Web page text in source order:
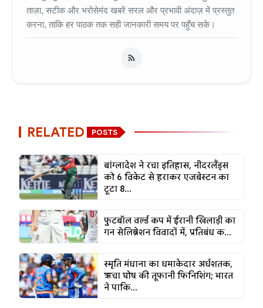
ताज़ा, सटीक और भरोसेमंद खबरें सरल और प्रभावी अंदाज़ में प्रस्तुत
करना, ताकि हर पाठक तक सही जानकारी समय पर पहुँच सके।
RELATED POSTS
बांग्लादेश ने रचा इतिहास, नीदरलैंड्स
को 6 विकेट से हराकर एजबेस्टन का
टूटा 8...
फुटबॉल वर्ल्ड कप में ईरानी खिलाड़ी का
गन सेलिब्रेशन विवादों में, प्रतिबंध क...
स्मृति मंधाना का धमाकेदार अर्धशतक,
ऋचा घोष की तूफानी फिनिशिंग; भारत
ने पाकि...